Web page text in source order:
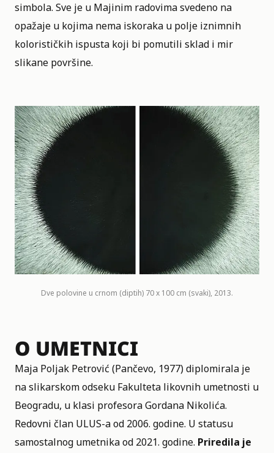
simbola. Sve je u Majinim radovima svedeno na
opažaje u kojima nema iskoraka u polje iznimnih
kolorističkih ispusta koji bi pomutili sklad i mir
slikane površine.
Dve polovine u crnom (diptih) 70 x 100 cm (svaki), 2013.
O UMETNICI
Maja Poljak Petrović (Pančevo, 1977) diplomirala je
na slikarskom odseku Fakulteta likovnih umetnosti u
Beogradu, u klasi profesora Gordana Nikolića.
Redovni član ULUS-a od 2006. godine. U statusu
samostalnog umetnika od 2021. godine. Priredila je